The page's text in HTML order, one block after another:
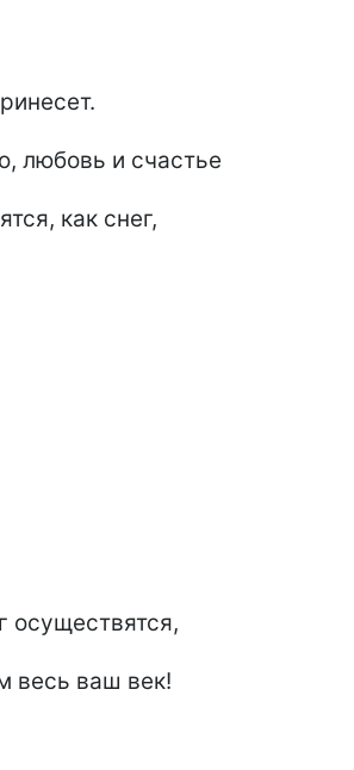
любовь и счастье
как снег,
осуществятся,
весь ваш век!